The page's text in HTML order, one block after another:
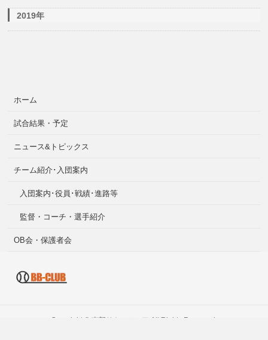
2019年
ホーム
試合結果・予定
ニュース&トピックス
チーム紹介･入団案内
入団案内･役員･戦績･進路等
監督・コーチ・選手紹介
OB会・保護者会
Copyright © 南部リトルシニア All Rights Reserved.